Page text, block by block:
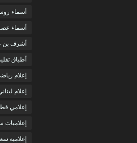
أسماء روسية
أسماء عصرية
أشرف بن
أطباق
إعلام
إعلام
إعلامي
إعلاميات
إعلامية